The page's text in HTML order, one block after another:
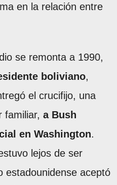
en la relación entre
se remonta a 1990,
boliviano,
el crucifijo, una
familiar, a Bush
en Washington.
lejos de ser
estadounidense aceptó